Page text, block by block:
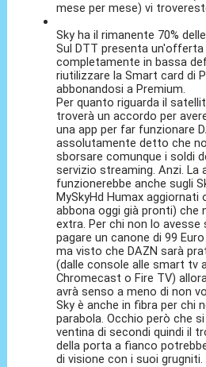
mese per mese) vi
Sky ha il rimanente 70%
Sul DTT presenta
completamente in bassa
riutilizzare la Smart card di
abbonandosi a Premium.
Per quanto riguarda il
troverà un accordo per
una app per far funzionare
assolutamente detto che
sborsare comunque i soldi
servizio streaming. Anzi. La
funzionerebbe anche sugli
MySkyHd Humax aggiornati
abbona oggi già pronti) che
extra. Per chi non lo
pagare un canone di 99
ma visto che DAZN sarà
(dalle console alle smart tv
Chromecast o Fire TV)
avrà senso a meno di non
Sky è anche in fibra per chi
parabola. Occhio però che
ventina di secondi quindi il
della porta a fianco
di visione con i suoi grugniti.